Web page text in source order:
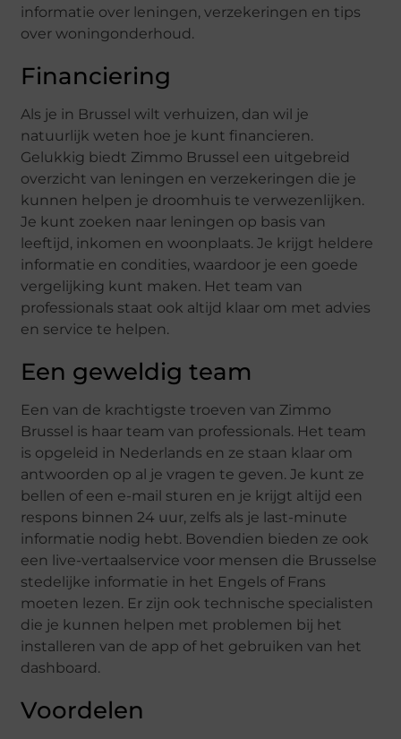
informatie over leningen, verzekeringen en tips
over woningonderhoud.
Financiering
Als je in Brussel wilt verhuizen, dan wil je
natuurlijk weten hoe je kunt financieren.
Gelukkig biedt Zimmo Brussel een uitgebreid
overzicht van leningen en verzekeringen die je
kunnen helpen je droomhuis te verwezenlijken.
Je kunt zoeken naar leningen op basis van
leeftijd, inkomen en woonplaats. Je krijgt heldere
informatie en condities, waardoor je een goede
vergelijking kunt maken. Het team van
professionals staat ook altijd klaar om met advies
en service te helpen.
Een geweldig team
Een van de krachtigste troeven van Zimmo
Brussel is haar team van professionals. Het team
is opgeleid in Nederlands en ze staan klaar om
antwoorden op al je vragen te geven. Je kunt ze
bellen of een e-mail sturen en je krijgt altijd een
respons binnen 24 uur, zelfs als je last-minute
informatie nodig hebt. Bovendien bieden ze ook
een live-vertaalservice voor mensen die Brusselse
stedelijke informatie in het Engels of Frans
moeten lezen. Er zijn ook technische specialisten
die je kunnen helpen met problemen bij het
installeren van de app of het gebruiken van het
dashboard.
Voordelen